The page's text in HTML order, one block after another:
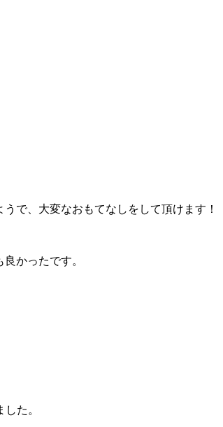
で、大変なおもてなしをして頂けます！
かったです。
た。